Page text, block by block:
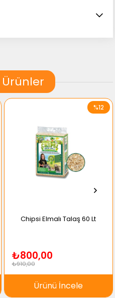
Ürünler
Chipsi Elmalı Talaş 60 Lt
₺800,00
₺910,00
Ürünü İncele
%12